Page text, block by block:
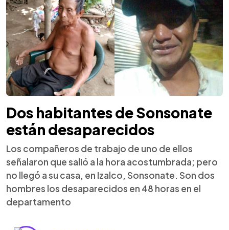
Dos habitantes de Sonsonate
están desaparecidos
Los compañeros de trabajo de uno de ellos
señalaron que salió a la hora acostumbrada; pero
no llegó a su casa, en Izalco, Sonsonate. Son dos
hombres los desaparecidos en 48 horas en el
departamento